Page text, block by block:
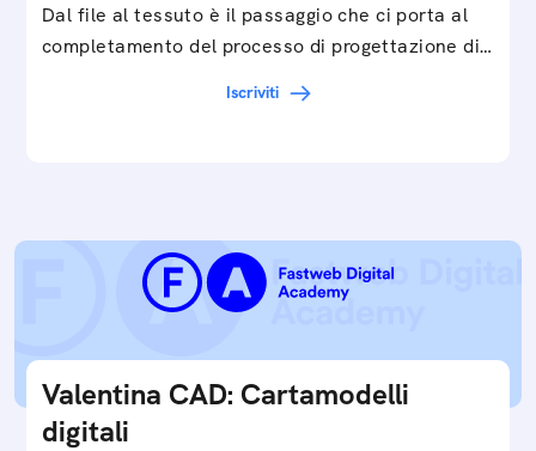
Dal file al tessuto è il passaggio che ci porta al
completamento del processo di progettazione di
Iscriviti
Valentina CAD: Cartamodelli
digitali